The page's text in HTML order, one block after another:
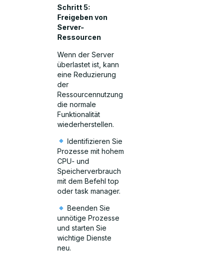
Schritt 5:
Freigeben von
Server-
Ressourcen
Wenn der Server
überlastet ist, kann
eine Reduzierung
der
Ressourcennutzung
die normale
Funktionalität
wiederherstellen.
Identifizieren Sie
Prozesse mit hohem
CPU- und
Speicherverbrauch
mit dem Befehl top
oder task manager.
Beenden Sie
unnötige Prozesse
und starten Sie
wichtige Dienste
neu.